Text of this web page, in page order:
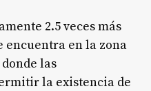
2.5 veces más
encuentra en la zona
las
la existencia de